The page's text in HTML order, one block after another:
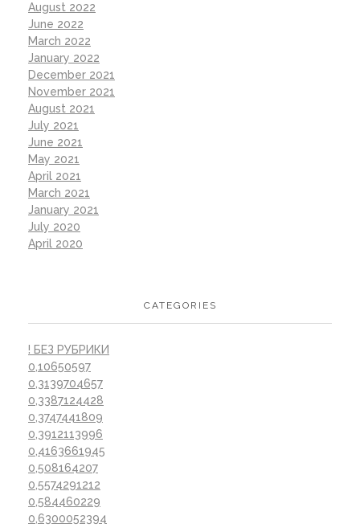
August 2022
June 2022
March 2022
January 2022
December 2021
November 2021
August 2021
July 2021
June 2021
May 2021
April 2021
March 2021
January 2021
July 2020
April 2020
CATEGORIES
! БЕЗ РУБРИКИ
0,10650597
0,3139704657
0,3387124428
0,3747441809
0,3912113996
0,4163661945
0,508164207
0,5574291212
0,584460229
0,6300052394